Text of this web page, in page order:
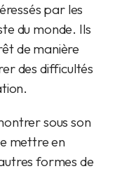
par les
du monde. Ils
de manière
des difficultés
sous son
mettre en
formes de